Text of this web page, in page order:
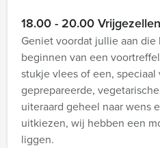
18.00 - 20.00
Geniet voordat jullie aan
beginnen van een
stukje vlees of een,
geprepareerde,
uiteraard geheel naar wens
uitkiezen, wij hebben een
liggen.